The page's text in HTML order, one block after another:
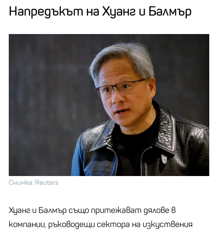
Напредъкът на Хуанг и Балмър
Снимка: Reuters
Хуанг и Балмър също притежават дялове в
компании, ръководещи сектора на изкуствения